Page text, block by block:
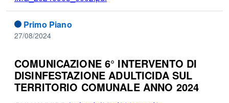
Primo Piano
27/08/2024
COMUNICAZIONE 6° INTERVENTO DI
DISINFESTAZIONE ADULTICIDA SUL
TERRITORIO COMUNALE ANNO 2024